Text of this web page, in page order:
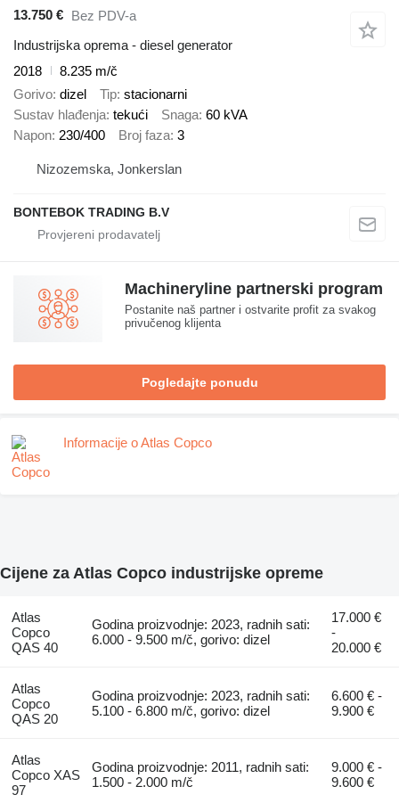
13.750 € Bez PDV-a
Industrijska oprema - diesel generator
2018
8.235 m/č
Gorivo dizel Tip stacionarni
Sustav hlađenja tekući Snaga 60 kVA
Napon 230/400 Broj faza 3
Nizozemska, Jonkerslan
BONTEBOK TRADING B.V
Machineryline partnerski program
Postanite naš partner i ostvarite profit za svakog
privučenog klijenta
Pogledajte ponudu
Informacije o Atlas Copco
Cijene za Atlas Copco industrijske opreme
Atlas
Copco
QAS 40
Godina proizvodnje: 2023, radnih sati:
6.000 - 9.500 m/č, gorivo: dizel
17.000 €
-
20.000 €
Atlas
Copco
QAS 20
Godina proizvodnje: 2023, radnih sati:
5.100 - 6.800 m/č, gorivo: dizel
6.600 € -
9.900 €
Atlas
Copco XAS
97
Godina proizvodnje: 2011, radnih sati:
1.500 - 2.000 m/č
9.000 € -
9.600 €